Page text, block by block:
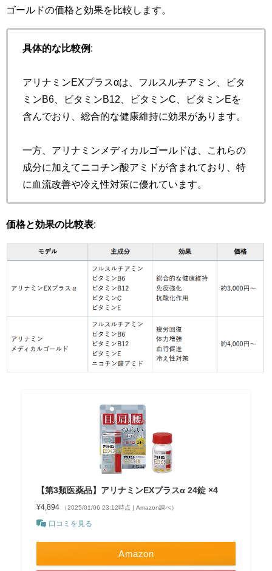
ゴールドの価格と効果を比較します。
具体的な比較例 :
アリナミンEXプラスαは、フルスルチアミン、ビタ
ミンB6、ビタミンB12、ビタミンC、ビタミンEを
含んでおり、総合的な健康維持に効果があります。
一方、アリナミンメディカルゴールドは、これらの
成分に加えてニコチン酸アミドが含まれており、特
に血流改善や冷え性対策に優れています。
価格と効果の比較表:
【第3類医薬品】アリナミンEXプラスα 24錠 ×4
¥4,894 （2025/01/06 23:12時点 | Amazon調べ）
口コミを見る
Amazon